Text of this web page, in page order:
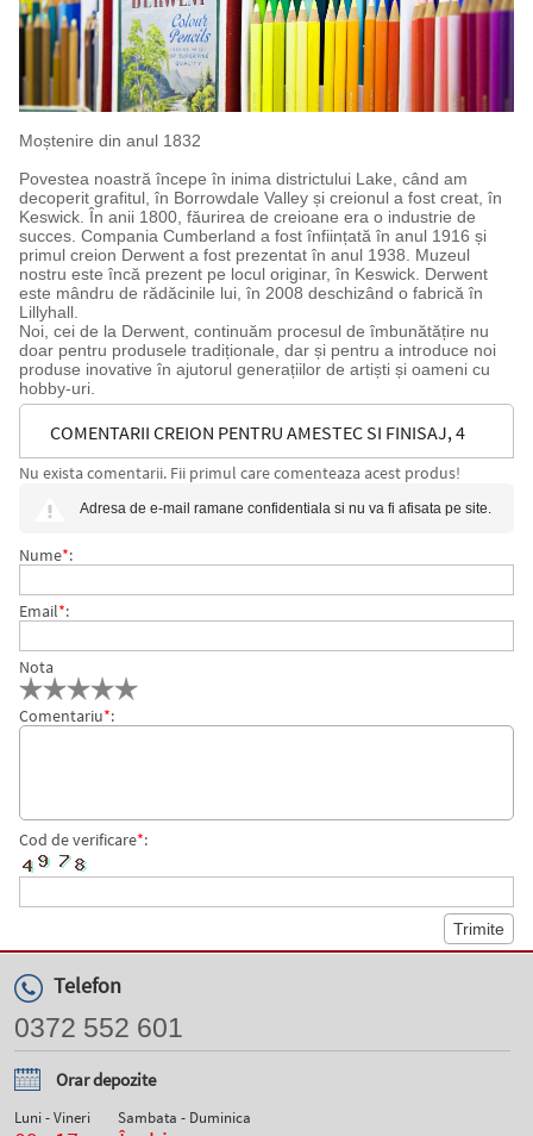
Moștenire din anul 1832
Povestea noastră începe în inima districtului Lake, când am
decoperit grafitul, în Borrowdale Valley și creionul a fost creat, în
Keswick. În anii 1800, făurirea de creioane era o industrie de
succes. Compania Cumberland a fost înființată în anul 1916 și
primul creion Derwent a fost prezentat în anul 1938. Muzeul
nostru este încă prezent pe locul originar, în Keswick. Derwent
este mândru de rădăcinile lui, în 2008 deschizând o fabrică în
Lillyhall.
Noi, cei de la Derwent, continuăm procesul de îmbunătățire nu
doar pentru produsele tradiționale, dar și pentru a introduce noi
produse inovative în ajutorul generațiilor de artiști și oameni cu
hobby-uri.
COMENTARII CREION PENTRU AMESTEC SI FINISAJ, 4
BUC/SET, ASCUTITOARE SI RADIERA INCLUSE, ALB
Nu exista comentarii. Fii primul care comenteaza acest produs!
Adresa de e-mail ramane confidentiala si nu va fi afisata pe site.
Nume*:
Email*:
Nota
Comentariu*:
Cod de verificare*:
Telefon
0372 552 601
Orar depozite
Luni - Vineri Sambata - Duminica